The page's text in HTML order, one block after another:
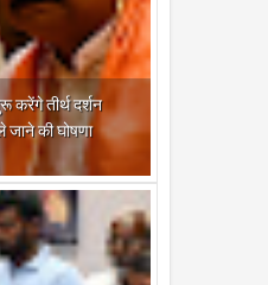
करेंगे तीर्थ दर्शन
जाने की घोषणा